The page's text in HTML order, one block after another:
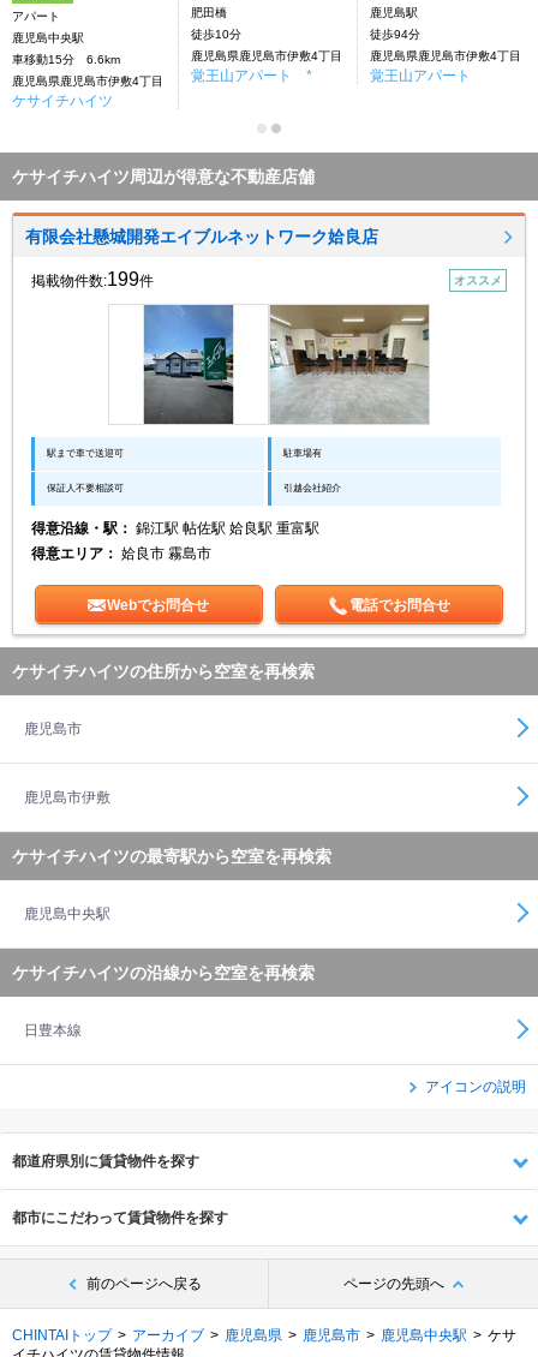
アパート
鹿児島中央駅
車移動15分 6.6km
鹿児島県鹿児島市伊敷4丁目
ケサイチハイツ
肥田橋
徒歩10分
鹿児島県鹿児島市伊敷4丁目
覚王山アパート *
鹿児島駅
徒歩94分
鹿児島県鹿児島市伊敷4丁目
覚王山アパート
ケサイチハイツ周辺が得意な不動産店舗
有限会社懸城開発エイブルネットワーク姶良店
掲載物件数:199件 オススメ
駅まで車で送迎可 駐車場有
保証人不要相談可 引越会社紹介
得意沿線・駅： 錦江駅 帖佐駅 姶良駅 重富駅
得意エリア： 姶良市 霧島市
Webでお問合せ 電話でお問合せ
ケサイチハイツの住所から空室を再検索
鹿児島市
鹿児島市伊敷
ケサイチハイツの最寄駅から空室を再検索
鹿児島中央駅
ケサイチハイツの沿線から空室を再検索
日豊本線
アイコンの説明
都道府県別に賃貸物件を探す
都市にこだわって賃貸物件を探す
前のページへ戻る ページの先頭へ
CHINTAIトップ アーカイブ 鹿児島県 鹿児島市 鹿児島中央駅
ケサ